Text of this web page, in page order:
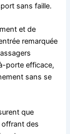
sans faille.
et de
remarquée
porte efficace,
sans se
que
des